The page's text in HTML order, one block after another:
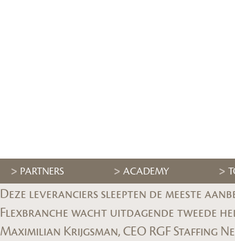
PARTNERS ACADEMY
Deze leveranciers sleepten de meeste
Flexbranche wacht uitdagende tweede